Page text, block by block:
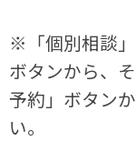
※「個別相談」
ボタンから、
予約」ボタン
い。